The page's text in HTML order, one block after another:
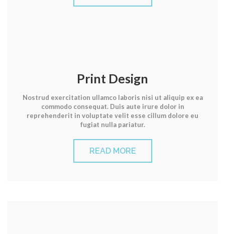
Print Design
Nostrud exercitation ullamco laboris nisi ut aliquip ex ea
commodo consequat. Duis aute irure dolor in
reprehenderit in voluptate velit esse cillum dolore eu
fugiat nulla pariatur.
READ MORE